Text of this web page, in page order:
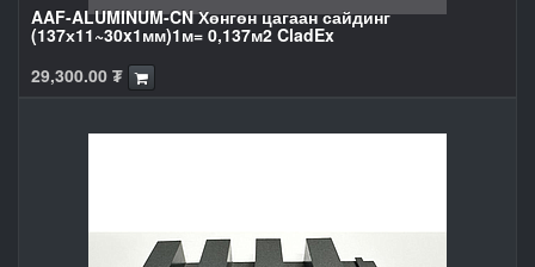
AAF-ALUMINUM-CN Хөнгөн цагаан сайдинг
(137х11~30x1мм)1м= 0,137м2 CladEx
29,300.00 ₮